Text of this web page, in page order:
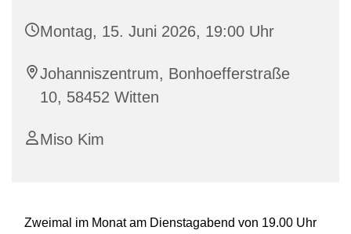
Montag, 15. Juni 2026, 19:00 Uhr
Johanniszentrum, Bonhoefferstraße
10, 58452 Witten
Miso Kim
Zweimal im Monat am Dienstagabend von 19.00 Uhr